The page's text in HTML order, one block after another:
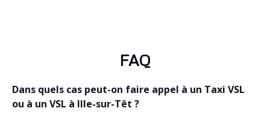
FAQ
Dans quels cas peut-on faire appel à un Taxi VSL
ou à un VSL à Ille-sur-Têt ?